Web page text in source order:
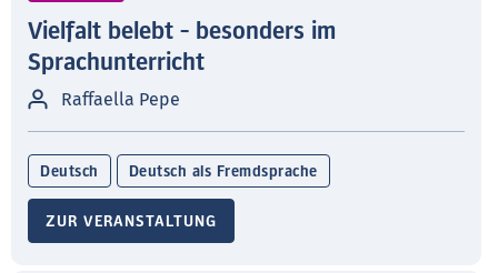
Vielfalt belebt - besonders im
Sprachunterricht
Raffaella Pepe
Deutsch Deutsch als Fremdsprache
ZUR VERANSTALTUNG